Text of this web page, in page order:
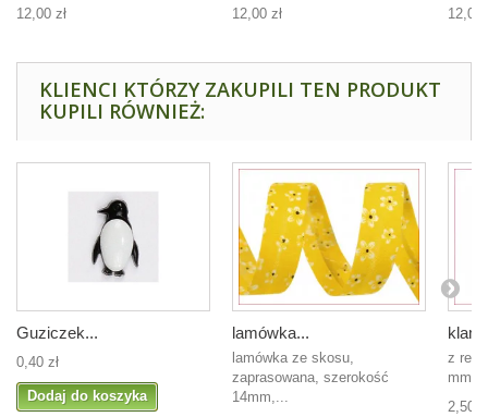
12,00 zł 12,00 zł 12,00
KLIENCI KTÓRZY ZAKUPILI TEN PRODUKT
KUPILI RÓWNIEŻ:
Guziczek...
0,40 zł
Dodaj do koszyka
lamówka...
lamówka ze skosu,
zaprasowana, szerokość
14mm,...
z
mm
2,50